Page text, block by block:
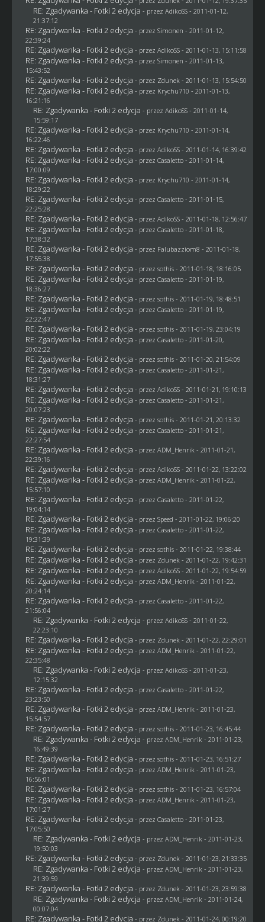
RE: Zgadywanka - Fotki 2 edycja - przez AdikoSS - 2011-01-12,
21:37:12
RE: Zgadywanka - Fotki 2 edycja - przez Simonen - 2011-01-12,
22:39:24
RE: Zgadywanka - Fotki 2 edycja - przez AdikoSS - 2011-01-13, 15:11:58
RE: Zgadywanka - Fotki 2 edycja - przez Simonen - 2011-01-13,
15:43:52
RE: Zgadywanka - Fotki 2 edycja - przez Zdunek - 2011-01-13, 15:54:50
RE: Zgadywanka - Fotki 2 edycja - przez Krychu710 - 2011-01-13,
16:21:16
RE: Zgadywanka - Fotki 2 edycja - przez AdikoSS - 2011-01-14,
15:59:17
RE: Zgadywanka - Fotki 2 edycja - przez Krychu710 - 2011-01-14,
16:22:46
RE: Zgadywanka - Fotki 2 edycja - przez AdikoSS - 2011-01-14, 16:39:42
RE: Zgadywanka - Fotki 2 edycja - przez Casaletto- 2011-01-14,
17:00:09
RE: Zgadywanka - Fotki 2 edycja - przez Krychu710 - 2011-01-14,
18:29:22
RE: Zgadywanka - Fotki 2 edycja - przez Casaletto- 2011-01-15,
22:25:28
RE: Zgadywanka - Fotki 2 edycja - przez AdikoSS - 2011-01-18, 12:56:47
RE: Zgadywanka - Fotki 2 edycja - przez Casaletto- 2011-01-18,
17:38:32
RE: Zgadywanka - Fotki 2 edycja - przez Falubazziom8 - 2011-01-18,
17:55:38
RE: Zgadywanka - Fotki 2 edycja - przez sothis- 2011-01-18, 18:16:05
RE: Zgadywanka - Fotki 2 edycja - przez Casaletto- 2011-01-19,
18:36:27
RE: Zgadywanka - Fotki 2 edycja - przez sothis- 2011-01-19, 18:48:51
RE: Zgadywanka - Fotki 2 edycja - przez Casaletto- 2011-01-19,
22:22:47
RE: Zgadywanka - Fotki 2 edycja - przez sothis- 2011-01-19, 23:04:19
RE: Zgadywanka - Fotki 2 edycja - przez Casaletto- 2011-01-20,
20:02:22
RE: Zgadywanka - Fotki 2 edycja - przez sothis- 2011-01-20, 21:54:09
RE: Zgadywanka - Fotki 2 edycja - przez Casaletto- 2011-01-21,
18:31:27
RE: Zgadywanka - Fotki 2 edycja - przez AdikoSS - 2011-01-21, 19:10:13
RE: Zgadywanka - Fotki 2 edycja - przez Casaletto- 2011-01-21,
20:07:23
RE: Zgadywanka - Fotki 2 edycja - przez sothis- 2011-01-21, 20:13:32
RE: Zgadywanka - Fotki 2 edycja - przez Casaletto- 2011-01-21,
22:27:54
RE: Zgadywanka - Fotki 2 edycja - przez ADM_Henrik - 2011-01-21,
22:39:16
RE: Zgadywanka - Fotki 2 edycja - przez AdikoSS - 2011-01-22, 13:22:02
RE: Zgadywanka - Fotki 2 edycja - przez ADM_Henrik - 2011-01-22,
15:57:10
RE: Zgadywanka - Fotki 2 edycja - przez Casaletto- 2011-01-22,
19:04:14
RE: Zgadywanka - Fotki 2 edycja - przez Speed - 2011-01-22, 19:06:20
RE: Zgadywanka - Fotki 2 edycja - przez Casaletto- 2011-01-22,
19:31:39
RE: Zgadywanka - Fotki 2 edycja - przez sothis- 2011-01-22, 19:38:44
RE: Zgadywanka - Fotki 2 edycja - przez Zdunek - 2011-01-22, 19:42:31
RE: Zgadywanka - Fotki 2 edycja - przez AdikoSS - 2011-01-22, 19:54:59
RE: Zgadywanka - Fotki 2 edycja - przez ADM_Henrik - 2011-01-22,
20:24:14
RE: Zgadywanka - Fotki 2 edycja - przez Casaletto- 2011-01-22,
21:56:04
RE: Zgadywanka - Fotki 2 edycja - przez AdikoSS - 2011-01-22,
22:23:10
RE: Zgadywanka - Fotki 2 edycja - przez Zdunek - 2011-01-22, 22:29:01
RE: Zgadywanka - Fotki 2 edycja - przez ADM_Henrik - 2011-01-22,
22:35:48
RE: Zgadywanka - Fotki 2 edycja - przez AdikoSS - 2011-01-23,
12:15:32
RE: Zgadywanka - Fotki 2 edycja - przez Casaletto- 2011-01-22,
23:23:50
RE: Zgadywanka - Fotki 2 edycja - przez ADM_Henrik - 2011-01-23,
15:54:57
RE: Zgadywanka - Fotki 2 edycja - przez sothis- 2011-01-23, 16:45:44
RE: Zgadywanka - Fotki 2 edycja - przez ADM_Henrik - 2011-01-23,
16:49:39
RE: Zgadywanka - Fotki 2 edycja - przez sothis- 2011-01-23, 16:51:27
RE: Zgadywanka - Fotki 2 edycja - przez ADM_Henrik - 2011-01-23,
16:56:01
RE: Zgadywanka - Fotki 2 edycja - przez sothis- 2011-01-23, 16:57:04
RE: Zgadywanka - Fotki 2 edycja - przez ADM_Henrik - 2011-01-23,
17:01:27
RE: Zgadywanka - Fotki 2 edycja - przez Casaletto- 2011-01-23,
17:05:50
RE: Zgadywanka - Fotki 2 edycja - przez ADM_Henrik - 2011-01-23,
19:50:03
RE: Zgadywanka - Fotki 2 edycja - przez Zdunek - 2011-01-23, 21:33:35
RE: Zgadywanka - Fotki 2 edycja - przez ADM_Henrik - 2011-01-23,
21:39:59
RE: Zgadywanka - Fotki 2 edycja - przez Zdunek - 2011-01-23, 23:59:38
RE: Zgadywanka - Fotki 2 edycja - przez ADM_Henrik - 2011-01-24,
00:07:04
RE: Zgadywanka - Fotki 2 edycja - przez Zdunek - 2011-01-24, 00:19:20